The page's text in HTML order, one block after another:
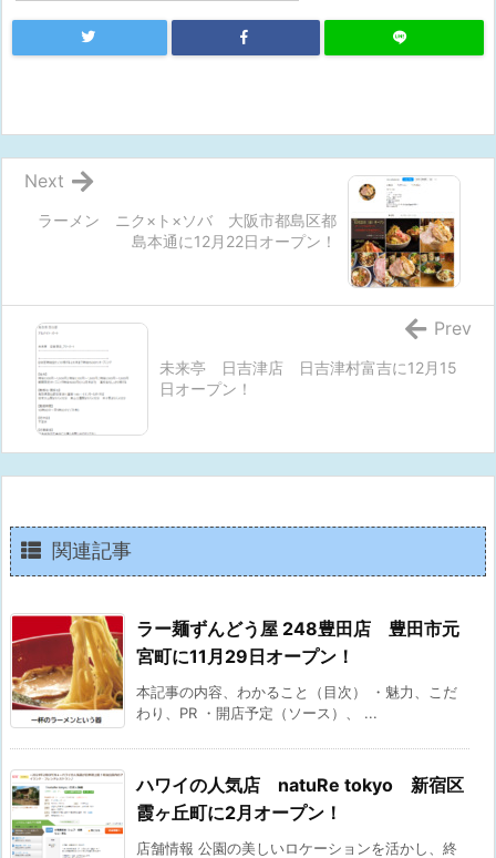
ラーメン ニク×ト×ソバ 大阪市都島区都
島本通に12月22日オープン！
Next
未来亭 日吉津店 日吉津村富吉に12月15
日オープン！
Prev
関連記事
ラー麺ずんどう屋 248豊田店 豊田市元
宮町に11月29日オープン！
本記事の内容、わかること（目次） ・魅力、こだ
わり、PR ・開店予定（ソース）、 ...
ハワイの人気店 natuRe tokyo 新宿区
霞ヶ丘町に2月オープン！
店舗情報 公園の美しいロケーションを活かし、終